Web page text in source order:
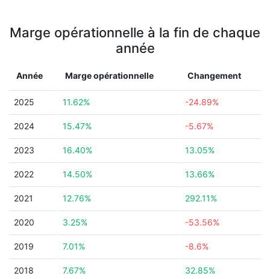
Marge opérationnelle à la fin de chaque
année
Année Marge opérationnelle Changement
2025 11.62% -24.89%
2024 15.47% -5.67%
2023 16.40% 13.05%
2022 14.50% 13.66%
2021 12.76% 292.11%
2020 3.25% -53.56%
2019 7.01% -8.6%
2018 7.67% 32.85%